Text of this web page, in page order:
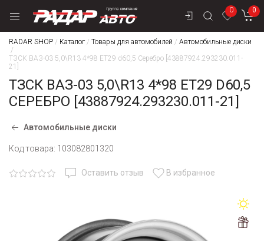
0 0
RADAR SHOP / Каталог / Товары для автомобилей / Автомобильные диски
/
ТЗСК ВАЗ-03 5,0\R13 4*98 ET29 d60,5 Серебро [43887924.293230.011-
21]
ТЗСК ВАЗ-03 5,0\R13 4*98 ET29 D60,5
СЕРЕБРО [43887924.293230.011-21]
Автомобильные диски
Код товара: 103082801320
Оставить отзыв В избранное